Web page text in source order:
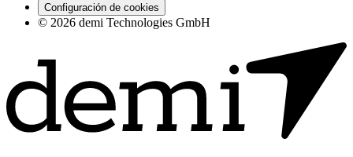
Configuración de cookies
© 2026 demi Technologies GmbH